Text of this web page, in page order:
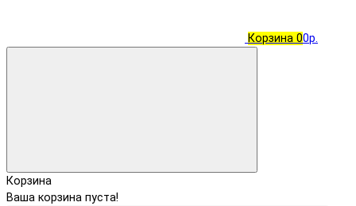
Корзина 00р.
Корзина
Ваша корзина пуста!